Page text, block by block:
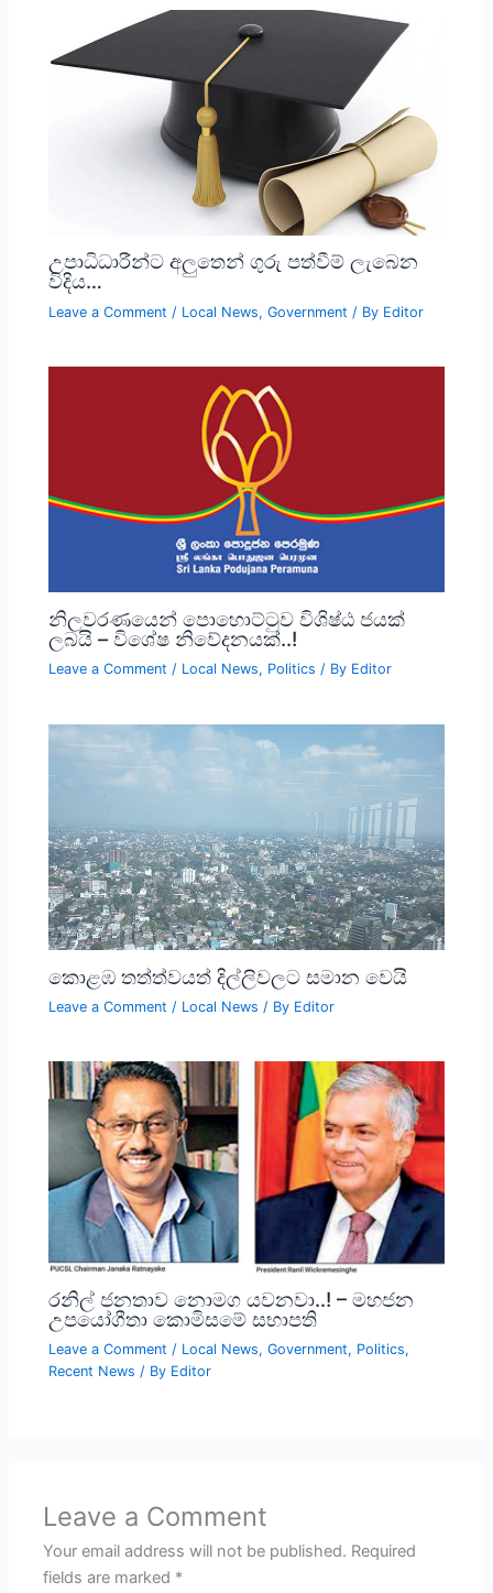
උපාධිධාරීන්ට අලුතෙන් ගුරු පත්වීම් ලැබෙන
විදිය…
Leave a Comment / Local News,Government / By Editor
නිලවරණයෙන් පොහොට්ටුව විශිෂ්ඨ ජයක්
ලබයි – විශේෂ නිවේදනයක්..!
Leave a Comment / Local News, Politics / By Editor
කොළඹ තත්ත්වයත් දිල්ලිවලට සමාන වෙයි
Leave a Comment / Local News / By Editor
රනිල් ජනතාව නොමග යවනවා..! – මහජන
උපයෝගීතා කොමිසමේ සභාපති
Leave a Comment / Local News,Government, Politics,
Recent News / By Editor
Leave a Comment
Your email address will not be published. Required
fields are marked *